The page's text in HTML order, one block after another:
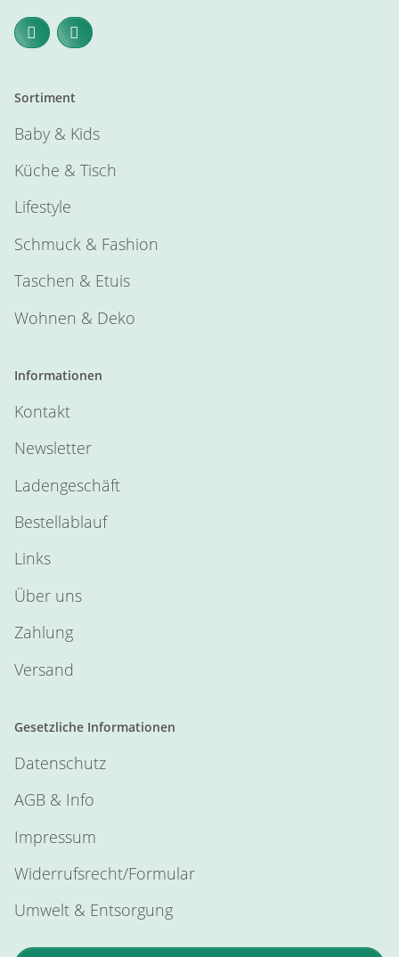
Sortiment
Baby & Kids
Küche & Tisch
Lifestyle
Schmuck & Fashion
Taschen & Etuis
Wohnen & Deko
Informationen
Kontakt
Newsletter
Ladengeschäft
Bestellablauf
Links
Über uns
Zahlung
Versand
Gesetzliche Informationen
Datenschutz
AGB & Info
Impressum
Widerrufsrecht/Formular
Umwelt & Entsorgung